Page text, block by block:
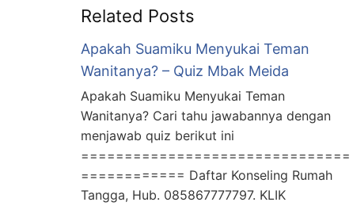
Related Posts
Apakah Suamiku Menyukai Teman
Wanitanya? – Quiz Mbak Meida
Apakah Suamiku Menyukai Teman
Wanitanya? Cari tahu jawabannya dengan
menjawab quiz berikut ini
===============================
============ Daftar Konseling Rumah
Tangga, Hub. 085867777797. KLIK